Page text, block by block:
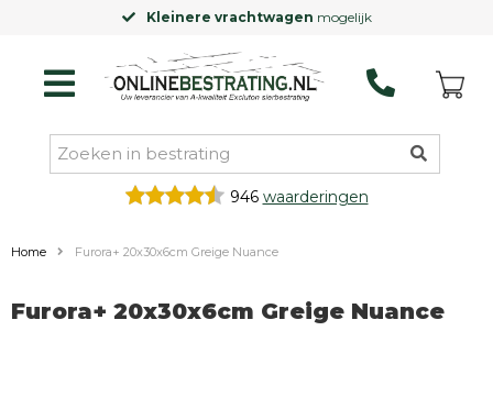
Kleinere vrachtwagen mogelijk
946 waarderingen
Home Furora+ 20x30x6cm Greige Nuance
Furora+ 20x30x6cm Greige Nuance